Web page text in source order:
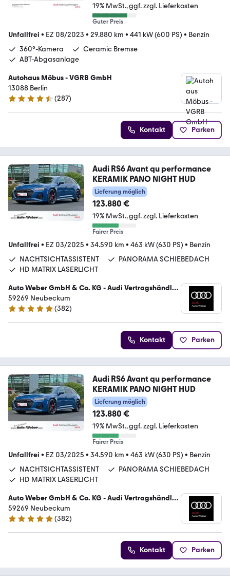
19% MwSt. ggf. zzgl. Lieferkosten
Guter Preis
Unfallfrei • EZ 08/2023 • 29.880 km • 441 kW (600 PS) • Benzin
360°-Kamera
Ceramic Bremse
ABT-Abgasanlage
Autohaus Möbus - VGRB GmbH
13088 Berlin
4.5 Sterne
(287)
Kontakt Parken
Audi RS6 Avant qu performance
KERAMIK PANO NIGHT HUD
Lieferung möglich
123.880 €
19% MwSt. ggf. zzgl. Lieferkosten
Fairer Preis
Unfallfrei • EZ 03/2025 • 34.590 km • 463 kW (630 PS) • Benzin
NACHTSICHTASSISTENT
PANORAMA SCHIEBEDACH
HD MATRIX LASERLICHT
Auto Weber GmbH & Co. KG - Audi Vertragshändler
/ VW Service
59269 Neubeckum
4.9 Sterne
(382)
Kontakt Parken
Audi RS6 Avant qu performance
KERAMIK PANO NIGHT HUD
Lieferung möglich
123.880 €
19% MwSt. ggf. zzgl. Lieferkosten
Fairer Preis
Unfallfrei • EZ 03/2025 • 34.590 km • 463 kW (630 PS) • Benzin
NACHTSICHTASSISTENT
PANORAMA SCHIEBEDACH
HD MATRIX LASERLICHT
Auto Weber GmbH & Co. KG - Audi Vertragshändler
/ VW Service
59269 Neubeckum
4.9 Sterne
(382)
Kontakt Parken